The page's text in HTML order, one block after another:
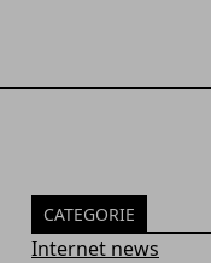
CATEGORIE
Internet news